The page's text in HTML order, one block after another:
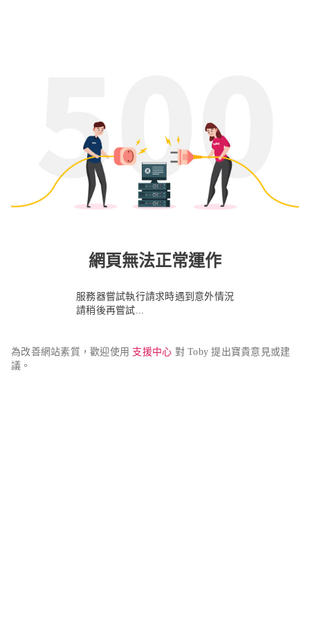
網頁無法正常運作
服務器嘗試執行請求時遇到意外情況
請稍後再嘗試...
為改善網站素質，歡迎使用 支援中心 對 Toby 提出寶貴意見或建
議。